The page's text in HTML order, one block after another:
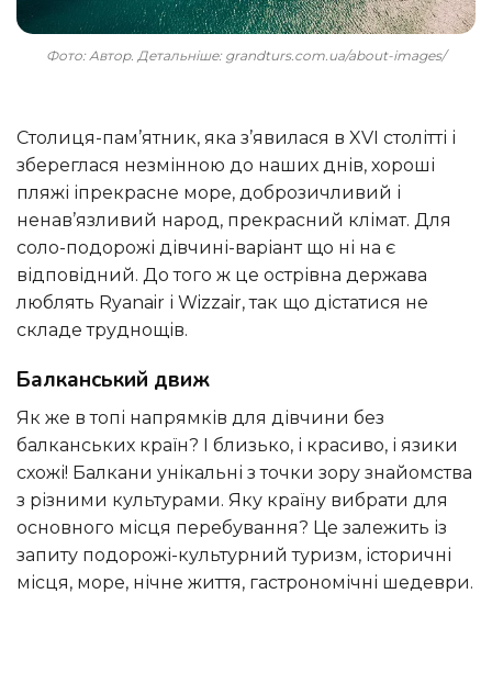
Фото: Автор. Детальніше: grandturs.com.ua/about-images/
столиця-пам’ятник, яка з’явилася в XVI столітті і
збереглася незмінною до наших днів, хороші
пляжі іпрекрасне море, доброзичливий і
ненав’язливий народ, прекрасний клімат. Для
соло-подорожі дівчині-варіант що ні на є
відповідний. До того ж це острівна держава
люблять Ryanair і Wizzair, так що дістатися не
складе труднощів.
Балканський движ
як же в топі напрямків для дівчини без
балканських країн? І близько, і красиво, і язики
схожі! Балкани унікальні з точки зору знайомства
з різними культурами. Яку країну вибрати для
основного місця перебування? Це залежить із
запиту подорожі-культурний туризм, історичні
місця, море, нічне життя, гастрономічні шедеври.